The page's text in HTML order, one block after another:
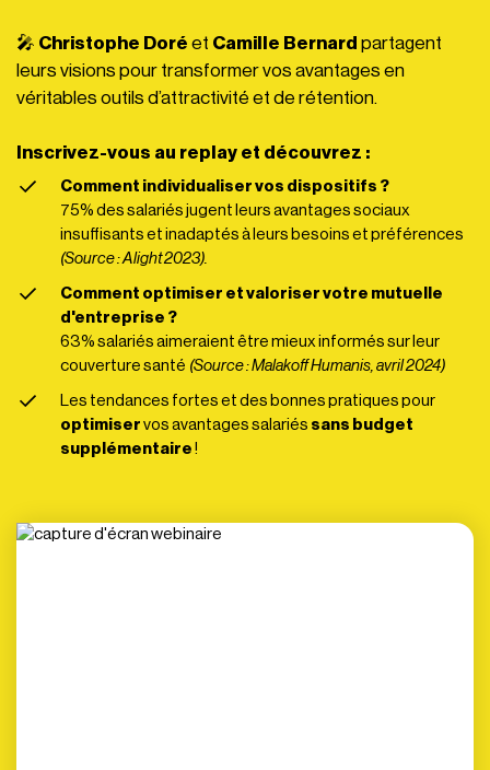
🎤 Christophe Doré et Camille Bernard partagent
leurs visions pour transformer vos avantages en
véritables outils d’attractivité et de rétention.
Inscrivez-vous au replay et découvrez :
Comment individualiser vos dispositifs ?
75% des salariés jugent leurs avantages sociaux
insuffisants et inadaptés à leurs besoins et préférences
(Source : Alight 2023).
Comment optimiser et valoriser votre mutuelle
d'entreprise ?
63% salariés aimeraient être mieux informés sur leur
couverture santé (Source : Malakoff Humanis, avril 2024)
Les tendances fortes et des bonnes pratiques pour
optimiser vos avantages salariés sans budget
supplémentaire !